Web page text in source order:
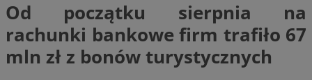
Od początku sierpnia na
rachunki bankowe firm trafiło 67
mln zł z bonów turystycznych